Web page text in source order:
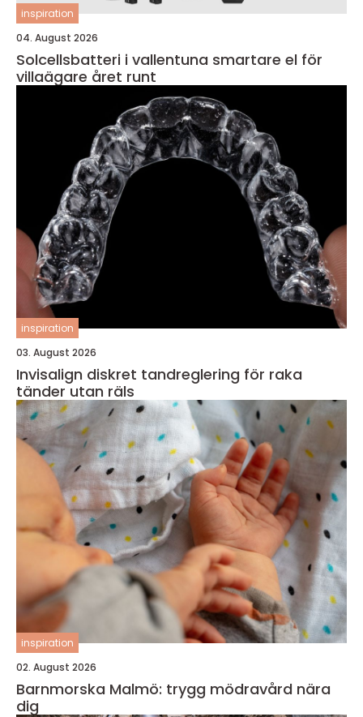
inspiration
04. August 2026
Solcellsbatteri i vallentuna smartare el för
villaägare året runt
inspiration
03. August 2026
Invisalign diskret tandreglering för raka
tänder utan räls
inspiration
02. August 2026
Barnmorska Malmö: trygg mödravård nära
dig